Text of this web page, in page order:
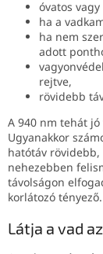
óvatos
ha a
ha nem
adott
rejtve,
rövidebb
A 940 nm tehát
Ugyanakkor
hatótáv
nehezebben
távolságon
korlátozó tényező.
Látja a vad